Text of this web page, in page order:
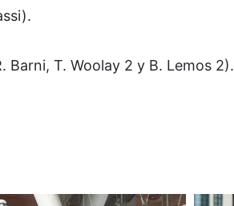
Barni, T. Woolay 2 y B. Lemos 2).